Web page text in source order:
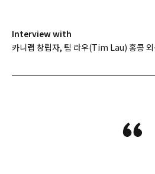
Interview with
카니랩 창립자, 팀 라우(Tim Lau) 홍콩
“